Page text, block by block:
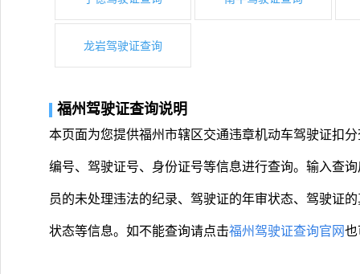
龙岩驾驶证查询
福州驾驶证查询说明
本页面为您提供福州市辖区交通违章机动车驾驶证扣
编号、驾驶证号、身份证号等信息进行查询。输入查
员的未处理违法的纪录、驾驶证的年审状态、驾驶证
状态等信息。如不能查询请点击福州驾驶证查询官网也